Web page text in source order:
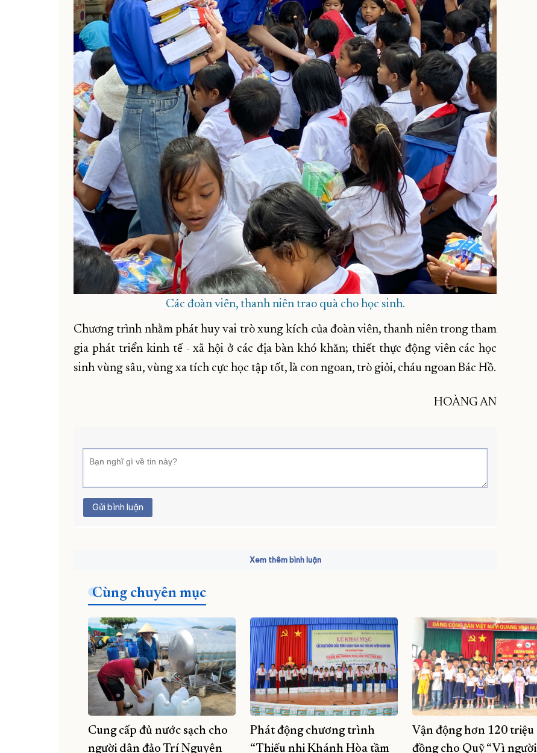
Các đoàn viên, thanh niên trao quà cho học sinh.
Chương trình nhằm phát huy vai trò xung kích của đoàn viên, thanh niên trong tham
gia phát triển kinh tế - xã hội ở các địa bàn khó khăn; thiết thực động viên các học
sinh vùng sâu, vùng xa tích cực học tập tốt, là con ngoan, trò giỏi, cháu ngoan Bác Hồ.
HOÀNG AN
Gửi bình luận
Xem thêm bình luận
Cùng chuyên mục
Cung cấp đủ nước sạch cho
người dân đảo Trí Nguyên
Phát động chương trình
“Thiếu nhi Khánh Hòa tầm
Vận động hơn 120 triệu
đồng cho Quỹ “Vì người